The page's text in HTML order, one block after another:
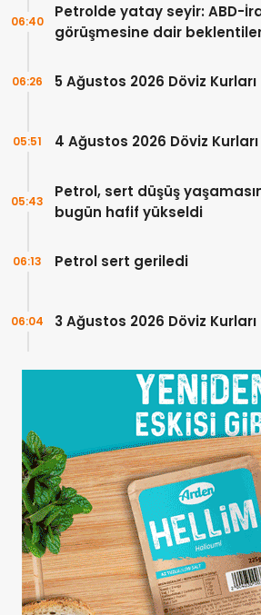
Petrolde yatay seyir: ABD-
görüşmesine dair
06:40
5 Ağustos 2026 Döviz Kurları
06:26
4 Ağustos 2026 Döviz Kurları
05:51
Petrol, sert düşüş
bugün hafif yükseldi
05:43
Petrol sert geriledi
06:13
3 Ağustos 2026 Döviz Kurları
06:04